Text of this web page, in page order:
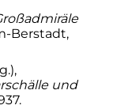
Hitler.
flotte
En
Berstadt,
und